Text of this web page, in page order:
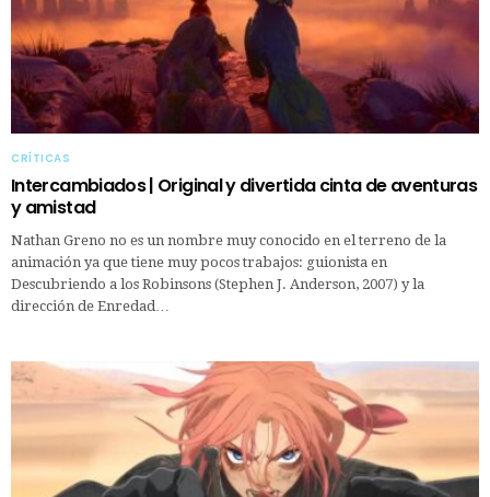
CRÍTICAS
Intercambiados | Original y divertida cinta de aventuras
y amistad
Nathan Greno no es un nombre muy conocido en el terreno de la
animación ya que tiene muy pocos trabajos: guionista en
Descubriendo a los Robinsons (Stephen J. Anderson, 2007) y la
dirección de Enredad…